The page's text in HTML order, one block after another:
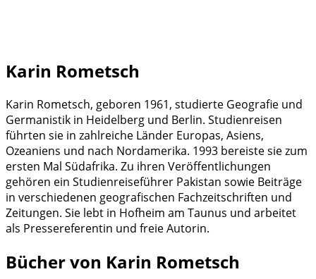
Karin Rometsch
Karin Rometsch, geboren 1961, studierte Geografie und
Germanistik in Heidelberg und Berlin. Studienreisen
führten sie in zahlreiche Länder Europas, Asiens,
Ozeaniens und nach Nordamerika. 1993 bereiste sie zum
ersten Mal Südafrika. Zu ihren Veröffentlichungen
gehören ein Studienreiseführer Pakistan sowie Beiträge
in verschiedenen geografischen Fachzeitschriften und
Zeitungen. Sie lebt in Hofheim am Taunus und arbeitet
als Pressereferentin und freie Autorin.
Bücher von Karin Rometsch